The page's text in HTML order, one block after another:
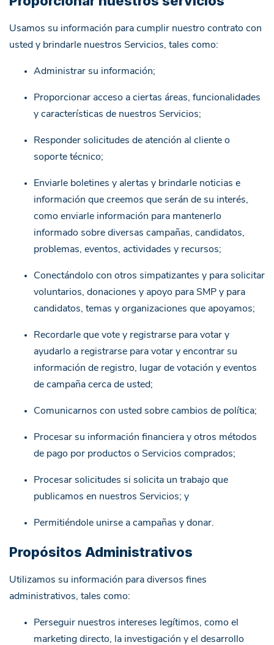
Usamos su información para cumplir nuestro contrato con
usted y brindarle nuestros Servicios, tales como:
Administrar su información;
Proporcionar acceso a ciertas áreas, funcionalidades
y características de nuestros Servicios;
Responder solicitudes de atención al cliente o
soporte técnico;
Enviarle boletines y alertas y brindarle noticias e
información que creemos que serán de su interés,
como enviarle información para mantenerlo
informado sobre diversas campañas, candidatos,
problemas, eventos, actividades y recursos;
Conectándolo con otros simpatizantes y para solicitar
voluntarios, donaciones y apoyo para SMP y para
candidatos, temas y organizaciones que apoyamos;
Recordarle que vote y registrarse para votar y
ayudarlo a registrarse para votar y encontrar su
información de registro, lugar de votación y eventos
de campaña cerca de usted;
Comunicarnos con usted sobre cambios de política;
Procesar su información financiera y otros métodos
de pago por productos o Servicios comprados;
Procesar solicitudes si solicita un trabajo que
publicamos en nuestros Servicios; y
Permitiéndole unirse a campañas y donar.
Propósitos Administrativos
Utilizamos su información para diversos fines
administrativos, tales como:
Perseguir nuestros intereses legítimos, como el
marketing directo, la investigación y el desarrollo